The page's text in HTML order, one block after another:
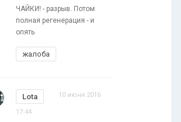
ЧАЙКИ! - разрыв. Потом
полная регенерация - и
опять
жалоба
Lota 10 июня 2016
17:44